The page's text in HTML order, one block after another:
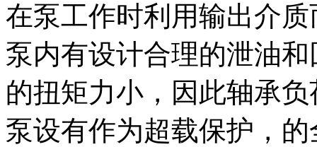
在泵工作时利用输出介
泵内有设计合理的泄油
的扭矩力小，因此轴承
泵设有作为超载保护，